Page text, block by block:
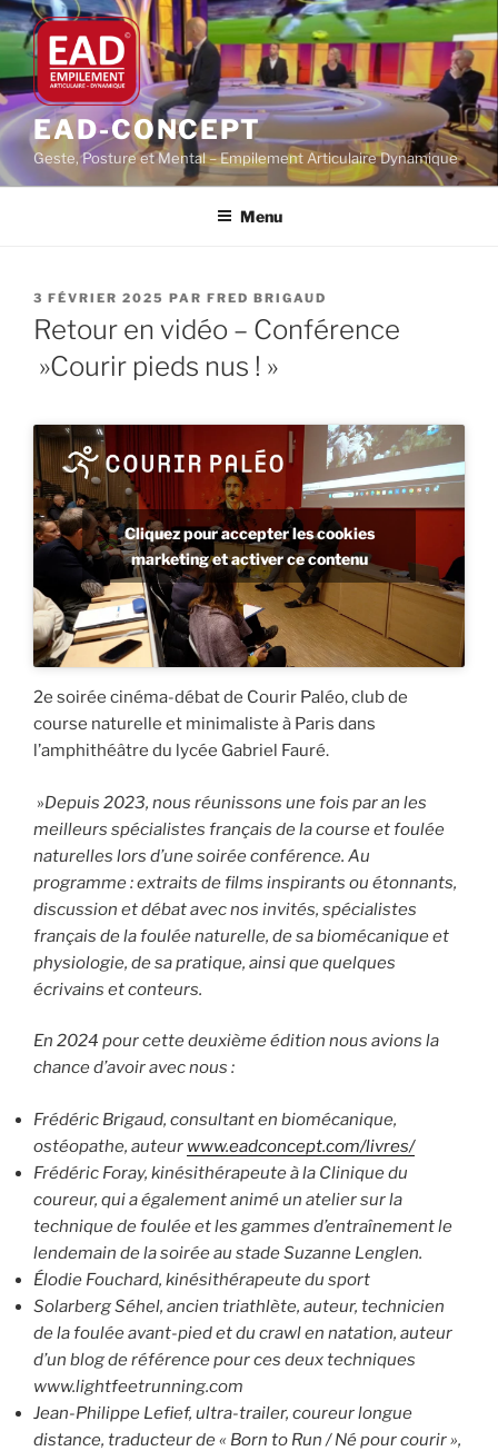
Aller
au
contenu
principal
EAD-CONCEPT
Geste, Posture et Mental – Empilement Articulaire Dynamique
Menu
PUBLIÉ
LE
3 FÉVRIER 2025 PAR FRED BRIGAUD
Retour en vidéo – Conférence
»Courir pieds nus ! »
Cliquez pour accepter les cookies
marketing et activer ce contenu
2e soirée cinéma-débat de Courir Paléo, club de
course naturelle et minimaliste à Paris dans
l’amphithéâtre du lycée Gabriel Fauré.
»Depuis 2023, nous réunissons une fois par an les
meilleurs spécialistes français de la course et foulée
naturelles lors d’une soirée conférence. Au
programme : extraits de films inspirants ou étonnants,
discussion et débat avec nos invités, spécialistes
français de la foulée naturelle, de sa biomécanique et
physiologie, de sa pratique, ainsi que quelques
écrivains et conteurs.
En 2024 pour cette deuxième édition nous avions la
chance d’avoir avec nous :
Frédéric Brigaud, consultant en biomécanique,
ostéopathe, auteur www.eadconcept.com/livres/
Frédéric Foray, kinésithérapeute à la Clinique du
coureur, qui a également animé un atelier sur la
technique de foulée et les gammes d’entraînement le
lendemain de la soirée au stade Suzanne Lenglen.
Élodie Fouchard, kinésithérapeute du sport
Solarberg Séhel, ancien triathlète, auteur, technicien
de la foulée avant-pied et du crawl en natation, auteur
d’un blog de référence pour ces deux techniques
www.lightfeetrunning.com
Jean-Philippe Lefief, ultra-trailer, coureur longue
distance, traducteur de « Born to Run / Né pour courir »,